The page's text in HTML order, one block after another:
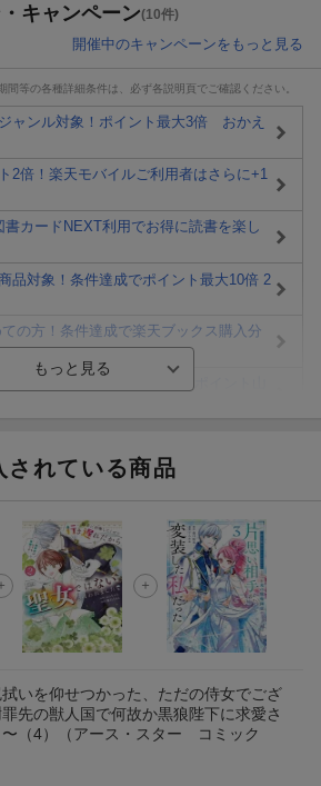
キャンペーン(10件)
開催中のキャンペーンをもっと見る
等の各種詳細条件は、必ず各説明頁でご確認ください。
ジャンル対象！ポイント最大3倍 おかえ
2倍！楽天モバイルご利用者はさらに+1
書カードNEXT利用でお得に読書を楽し
品対象！条件達成でポイント最大10倍 2
ての方！条件達成で楽天ブックス購入分
以上購入で無料データSIM（3GB/月プ
ャンペーンの拡散で300円OFFクーポン
されている商品
いを仰せつかった、ただの侍女でござ
先の獣人国で何故か黒狼陛下に求愛さ
（4）
（アース・スター コミック